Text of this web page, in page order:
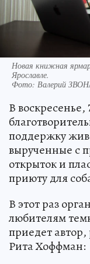
Новая книжная
Ярославле.
Фото: Валерий
В
поддержку
вырученные с
открыток и
приюту для
В этот раз
любителям
приедет
Рита Хоффман: